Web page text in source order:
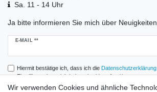
Sa. 11 - 14 Uhr
Ja bitte informieren Sie mich über Neuigkeiten
E-MAIL **
Newsletter
Hiermit bestätige ich, dass ich die Daten­schutz­erklärung
Einwilligung kann ich jederzeit widerrufen.**
Wir verwenden Cookies und ähnliche